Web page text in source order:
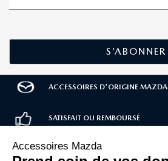
ACCESSOIRES D'ORIGINE MAZDA
SATISFAIT OU REMBOURSÉ
LIVRAISON RAPIDE